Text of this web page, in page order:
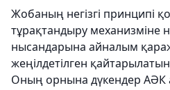
Жобаның негізгі принципі
тұрақтандыру механизміне
нысандарына айналым
жеңілдетілген
Оның орнына дүкендер АӘК